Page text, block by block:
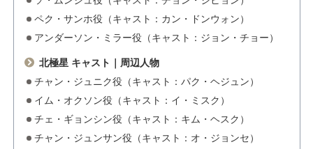
ペク・サンホ役（キャスト：カン・ドンウォン）
アンダーソン・ミラー役（キャスト：ジョン・チョー）
北極星 キャスト｜周辺人物
チャン・ジュニク役（キャスト：パク・ヘジュン）
イム・オクソン役（キャスト：イ・ミスク）
チェ・ギョンシン役（キャスト：キム・ヘスク）
チャン・ジュンサン役（キャスト：オ・ジョンセ）